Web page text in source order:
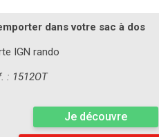
dans votre sac à dos
IGN rando
: 1512OT
Je découvre